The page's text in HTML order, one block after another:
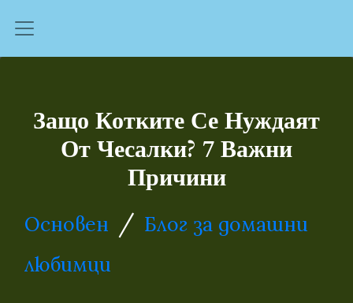
Защо Котките Се Нуждаят
От Чесалки? 7 Важни
Причини
Основен / Блог за домашни
любимци